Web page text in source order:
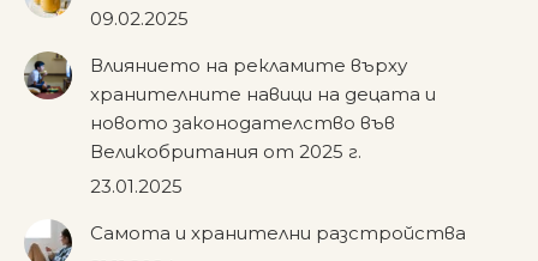
09.02.2025
Влиянието на рекламите върху
хранителните навици на децата и
новото законодателство във
Великобритания от 2025 г.
23.01.2025
Самота и хранителни разстройства